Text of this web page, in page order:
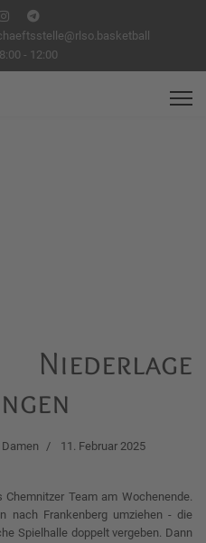
- 12:00
11. Februar 2025
Team am Wochenende.
nach Frankenberg umziehen - die
Spielhalle doppelt vergeben. Dann